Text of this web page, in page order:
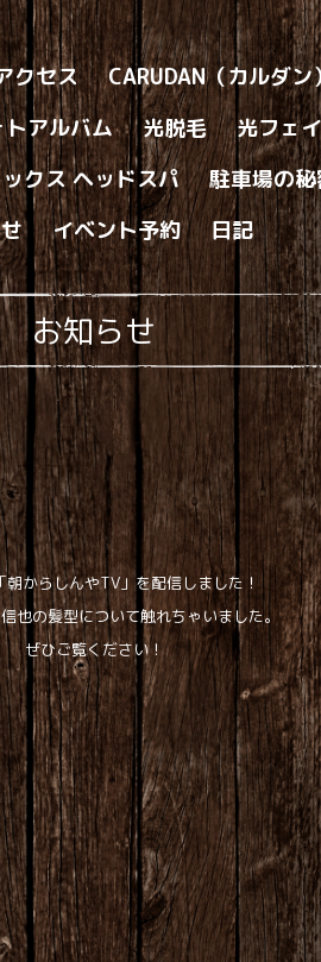
クセス CARUDAN（カルダ
アルバム 光脱毛 光フェ
クス ヘッドスパ 駐車場の
イベント予約 日記
お知らせ
朝からしんやTV」を配信しました！
也の髪型について触れちゃいました。
ぜひご覧ください！